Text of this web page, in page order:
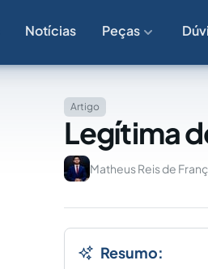
Notícias Peças
Artigo
Legítima
Matheus Reis de
Resumo: